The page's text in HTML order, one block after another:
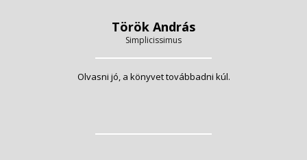
Török András
Simplicissimus
Olvasni jó, a könyvet továbbadni kúl.